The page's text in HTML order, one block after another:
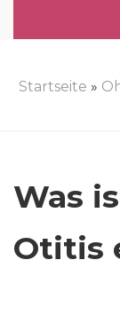
Startseite »
Was
Otitis